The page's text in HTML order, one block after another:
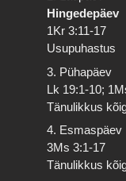
Hingedepäev
1Kr 3:11-17
Usupuhastus
3. Pühapäev
Lk 19:1-10;
Tänulikkus
4. Esmaspäev
3Ms 3:1-17
Tänulikkus